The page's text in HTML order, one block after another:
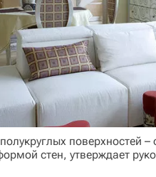
поверхностей
стен, утверждает